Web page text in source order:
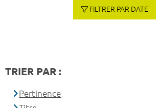
FILTRER PAR DATE
TRIER PAR :
Pertinence